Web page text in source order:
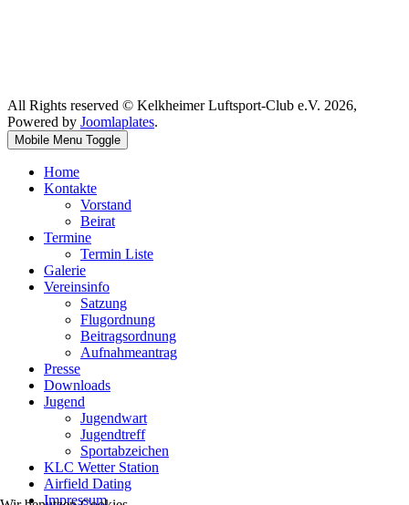
All Rights reserved © Kelkheimer Luftsport-Club e.V. 2026,
Powered by Joomlaplates.
Mobile Menu Toggle
Home
Kontakte
Vorstand
Beirat
Termine
Termin Liste
Galerie
Vereinsinfo
Satzung
Flugordnung
Beitragsordnung
Aufnahmeantrag
Presse
Downloads
Jugend
Jugendwart
Jugendtreff
Sportabzeichen
KLC Wetter Station
Airfield Dating
Impressum